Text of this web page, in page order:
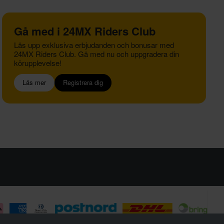
Gå med i 24MX Riders Club
Lås upp exklusiva erbjudanden och bonusar med
24MX Riders Club. Gå med nu och uppgradera din
körupplevelse!
Läs mer Registrera dig